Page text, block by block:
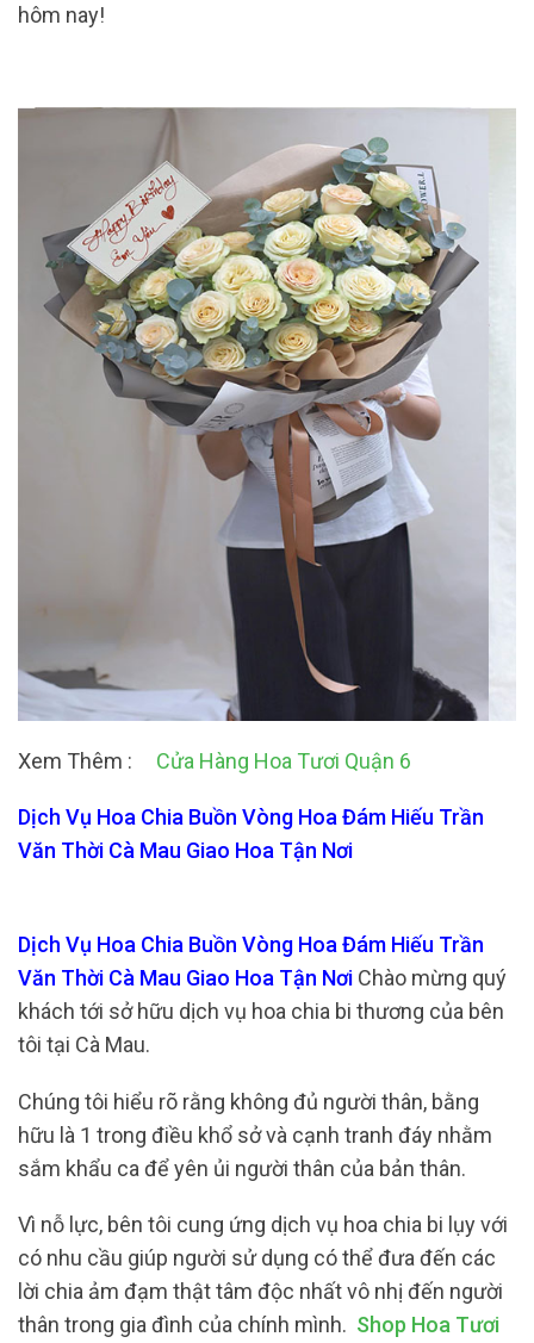
hôm nay!
Xem Thêm : Cửa Hàng Hoa Tươi Quận 6
Dịch Vụ Hoa Chia Buồn Vòng Hoa Đám Hiếu Trần
Văn Thời Cà Mau Giao Hoa Tận Nơi
Dịch Vụ Hoa Chia Buồn Vòng Hoa Đám Hiếu Trần
Văn Thời Cà Mau Giao Hoa Tận Nơi Chào mừng quý
khách tới sở hữu dịch vụ hoa chia bi thương của bên
tôi tại Cà Mau.
Chúng tôi hiểu rõ rằng không đủ người thân, bằng
hữu là 1 trong điều khổ sở và cạnh tranh đáy nhằm
sắm khẩu ca để yên ủi người thân của bản thân.
Vì nỗ lực, bên tôi cung ứng dịch vụ hoa chia bi lụy với
có nhu cầu giúp người sử dụng có thể đưa đến các
lời chia ảm đạm thật tâm độc nhất vô nhị đến người
thân trong gia đình của chính mình. Shop Hoa Tươi